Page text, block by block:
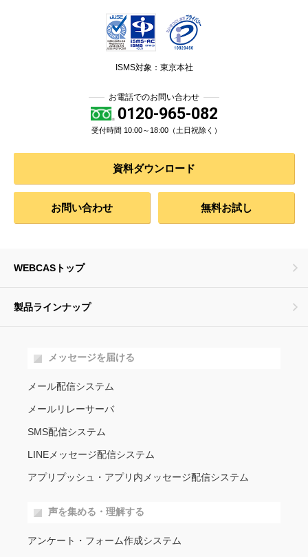
ISMS対象：東京本社
お電話でのお問い合わせ
0120-965-082
受付時間 10:00～18:00（土日祝除く）
資料ダウンロード
お問い合わせ 無料お試し
WEBCASトップ
製品ラインナップ
メッセージを届ける
メール配信システム
メールリレーサーバ
SMS配信システム
LINEメッセージ配信システム
アプリプッシュ・アプリ内メッセージ配信システム
声を集める・理解する
アンケート・フォーム作成システム